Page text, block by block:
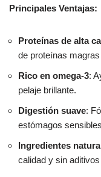
Principales Ventajas:
Proteínas de alta
de proteínas
Rico en omega-3:
pelaje brillante.
Digestión suave:
estómagos
Ingredientes
calidad y sin